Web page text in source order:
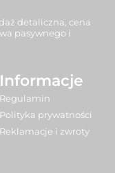
detaliczna, cena
pasywnego i
Informacje
Regulamin
Polityka prywatności
Reklamacje i zwroty